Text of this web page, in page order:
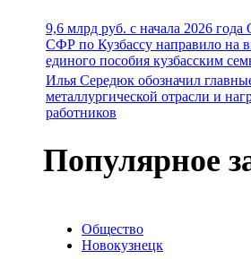
9,6 млрд руб. с начала 2026 года
СФР по Кузбассу направило на
единого пособия кузбасским
Илья Середюк обозначил
металлургической отрасли и
работников
Популярное
Общество
Новокузнецк